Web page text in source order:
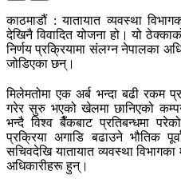
काठमाडौं : यातायात व्यवस्था
देखिनै विवादित योजना हो। यो
निर्णय प्रक्रियामा संलग्न नेपालका
जोडिएका छन्।
मिलेमतोमा एक अर्ब भन्दा बढी रकम
गरेर सुरु भएको खेलमा छानिएको
भन्दै विश्व बैँकबाट प्रतिबन्धमा
प्रक्रिया अगाडि बढाउने भौतिक
सचिवदेखि यातायात व्यवस्था विभागका
अधिकारीहरू हुन्।